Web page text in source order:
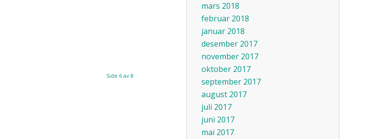
Side 6 av 8
mars 2018
februar 2018
januar 2018
desember 2017
november 2017
oktober 2017
september 2017
august 2017
juli 2017
juni 2017
mai 2017